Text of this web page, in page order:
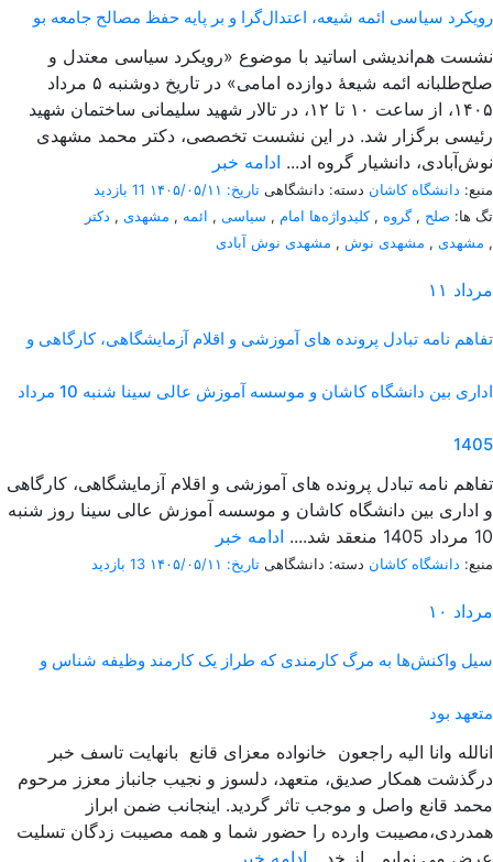
رویکرد سیاسی ائمه شیعه، اعتدال‌گرا و بر پایه حفظ مصالح جامعه بو
نشست هم‌اندیشی اساتید با موضوع «رویکرد سیاسی معتدل و
صلح‌طلبانه ائمه شیعۀ دوازده امامی» در تاریخ دوشنبه ۵ مرداد
۱۴۰۵، از ساعت ۱۰ تا ۱۲، در تالار شهید سلیمانی ساختمان شهید
رئیسی برگزار شد. در این نشست تخصصی، دکتر محمد مشهدی
نوش‌آبادی، دانشیار گروه اد... ادامه خبر
منبع: دانشگاه کاشان دسته: دانشگاهی تاریخ: ۱۴۰۵/۰۵/۱۱
11 بازدید
تگ ها: صلح ,گروه ,کلیدواژه‌ها امام , سیاسی , ائمه , مشهدی , دکتر
مشهدی , مشهدی نوش , مشهدی نوش آبادی ,
۱۱ مرداد
تفاهم نامه تبادل پرونده‌ های آموزشی و اقلام آزمایشگاهی، کارگاهی و
اداری بین دانشگاه کاشان و موسسه آموزش عالی سینا شنبه 10 مرداد
1405
تفاهم نامه تبادل پرونده‌ های آموزشی و اقلام آزمایشگاهی، کارگاهی
و اداری بین دانشگاه کاشان و موسسه آموزش عالی سینا روز شنبه
10 مرداد 1405 منعقد شد....
ادامه خبر
منبع: دانشگاه کاشان دسته: دانشگاهی تاریخ: ۱۴۰۵/۰۵/۱۱ 13 بازدید
۱۰ مرداد
سیل واکنش‌ها به مرگ کارمندی که طراز یک کارمند وظیفه شناس و
متعهد بود
انالله وانا الیه راجعون خانواده معزای قانع بانهایت تاسف خبر
درگذشت همکار صدیق، متعهد، دلسوز و نجیب جانباز معزز مرحوم
محمد قانع واصل و موجب تاثر گردید. اینجانب ضمن ابراز
همدردی،مصیبت وارده را حضور شما و همه مصیبت زدگان تسلیت
عرض می نمایم. از خد... ادامه خبر